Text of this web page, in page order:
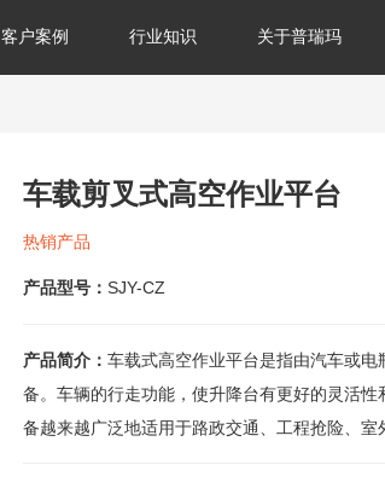
客户案例 行业知识 关于普瑞玛
车载剪叉式高空作业平台
热销产品
产品型号： SJY-CZ
产品简介： 车载式高空作业平台是指由汽车或
备。车辆的行走功能，使升降台有更好的灵活
备越来越广泛地适用于路政交通、工程抢险、室